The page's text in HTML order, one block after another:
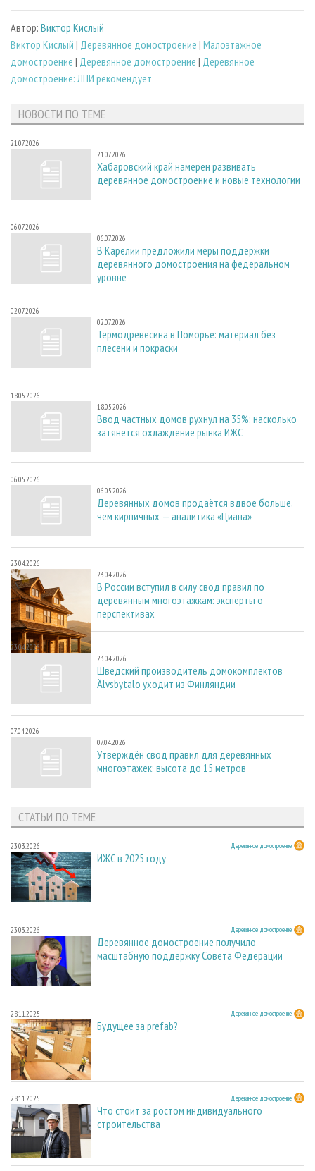
Автор: Виктор Кислый
Виктор Кислый | Деревянное домостроение | Малоэтажное
домостроение | Деревянное домостроение | Деревянное
домостроение: ЛПИ рекомендует
НОВОСТИ ПО ТЕМЕ
21.07.2026
21.07.2026
Хабаровский край намерен развивать
деревянное домостроение и новые технологии
06.07.2026
06.07.2026
В Карелии предложили меры поддержки
деревянного домостроения на федеральном
уровне
02.07.2026
02.07.2026
Термодревесина в Поморье: материал без
плесени и покраски
18.05.2026
18.05.2026
Ввод частных домов рухнул на 35%: насколько
затянется охлаждение рынка ИЖС
06.05.2026
06.05.2026
Деревянных домов продаётся вдвое больше,
чем кирпичных — аналитика «Циана»
23.04.2026
23.04.2026
В России вступил в силу свод правил по
деревянным многоэтажкам: эксперты о
перспективах
23.04.2026
23.04.2026
Шведский производитель домокомплектов
Älvsbytalo уходит из Финляндии
07.04.2026
07.04.2026
Утверждён свод правил для деревянных
многоэтажек: высота до 15 метров
СТАТЬИ ПО ТЕМЕ
23.03.2026 Деревянное домостроение
ИЖС в 2025 году
23.03.2026 Деревянное домостроение
Деревянное домостроение получило
масштабную поддержку Совета Федерации
28.11.2025 Деревянное домостроение
Будущее за prefab?
28.11.2025 Деревянное домостроение
Что стоит за ростом индивидуального
строительства